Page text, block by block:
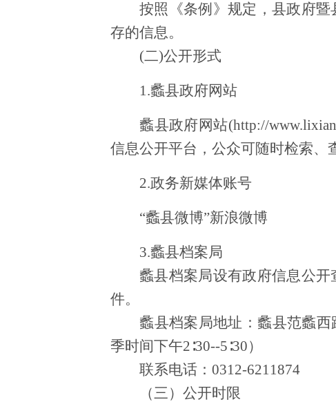
按照《条例》规定，县政府
存的信息。
(二)公开形式
1.蠡县政府网站
蠡县政府网站(http://
信息公开平台，公众可随时检索、
2.政务新媒体账号
“蠡县微博”新浪微博
3.蠡县档案局
蠡县档案局设有政府信息公
件。
蠡县档案局地址：蠡县范蠡西
季时间下午2∶30--5∶30）
联系电话：0312-6211874
（三）公开时限